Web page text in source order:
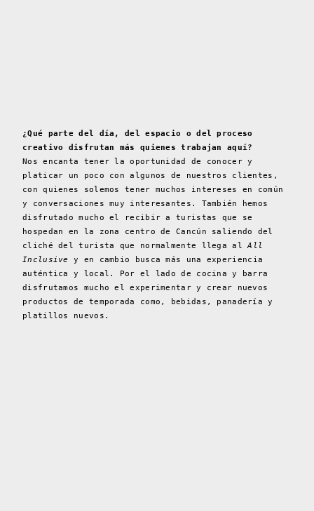
¿Qué parte del día, del espacio o del proceso
creativo disfrutan más quienes trabajan aquí?
Nos encanta tener la oportunidad de conocer y
platicar un poco con algunos de nuestros clientes,
con quienes solemos tener muchos intereses en común
y conversaciones muy interesantes. También hemos
disfrutado mucho el recibir a turistas que se
hospedan en la zona centro de Cancún saliendo del
cliché del turista que normalmente llega alAll
Inclusive
y en cambio busca más una experiencia
auténtica y local. Por el lado de cocina y barra
disfrutamos mucho el experimentar y crear nuevos
productos de temporada como, bebidas, panadería y
platillos nuevos.